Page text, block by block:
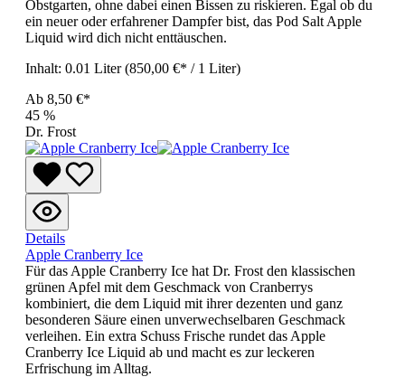
Obstgarten, ohne dabei einen Bissen zu riskieren. Egal ob du
ein neuer oder erfahrener Dampfer bist, das Pod Salt Apple
Liquid wird dich nicht enttäuschen.
Inhalt: 0.01 Liter(850,00 €* / 1 Liter)
Ab 8,50 €*
45 %
Dr. Frost
Details
Apple Cranberry Ice
Für das Apple Cranberry Ice hat Dr. Frost den klassischen
grünen Apfel mit dem Geschmack von Cranberrys
kombiniert, die dem Liquid mit ihrer dezenten und ganz
besonderen Säure einen unverwechselbaren Geschmack
verleihen. Ein extra Schuss Frische rundet das Apple
Cranberry Ice Liquid ab und macht es zur leckeren
Erfrischung im Alltag.